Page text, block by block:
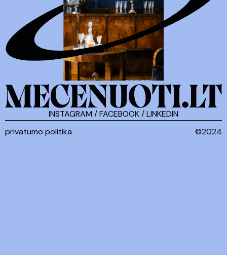
INSTAGRAM /FACEBOOK/LINKEDIN
privatumo politika
©2024